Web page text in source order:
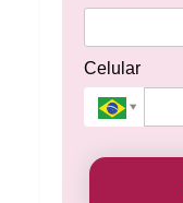
Celular